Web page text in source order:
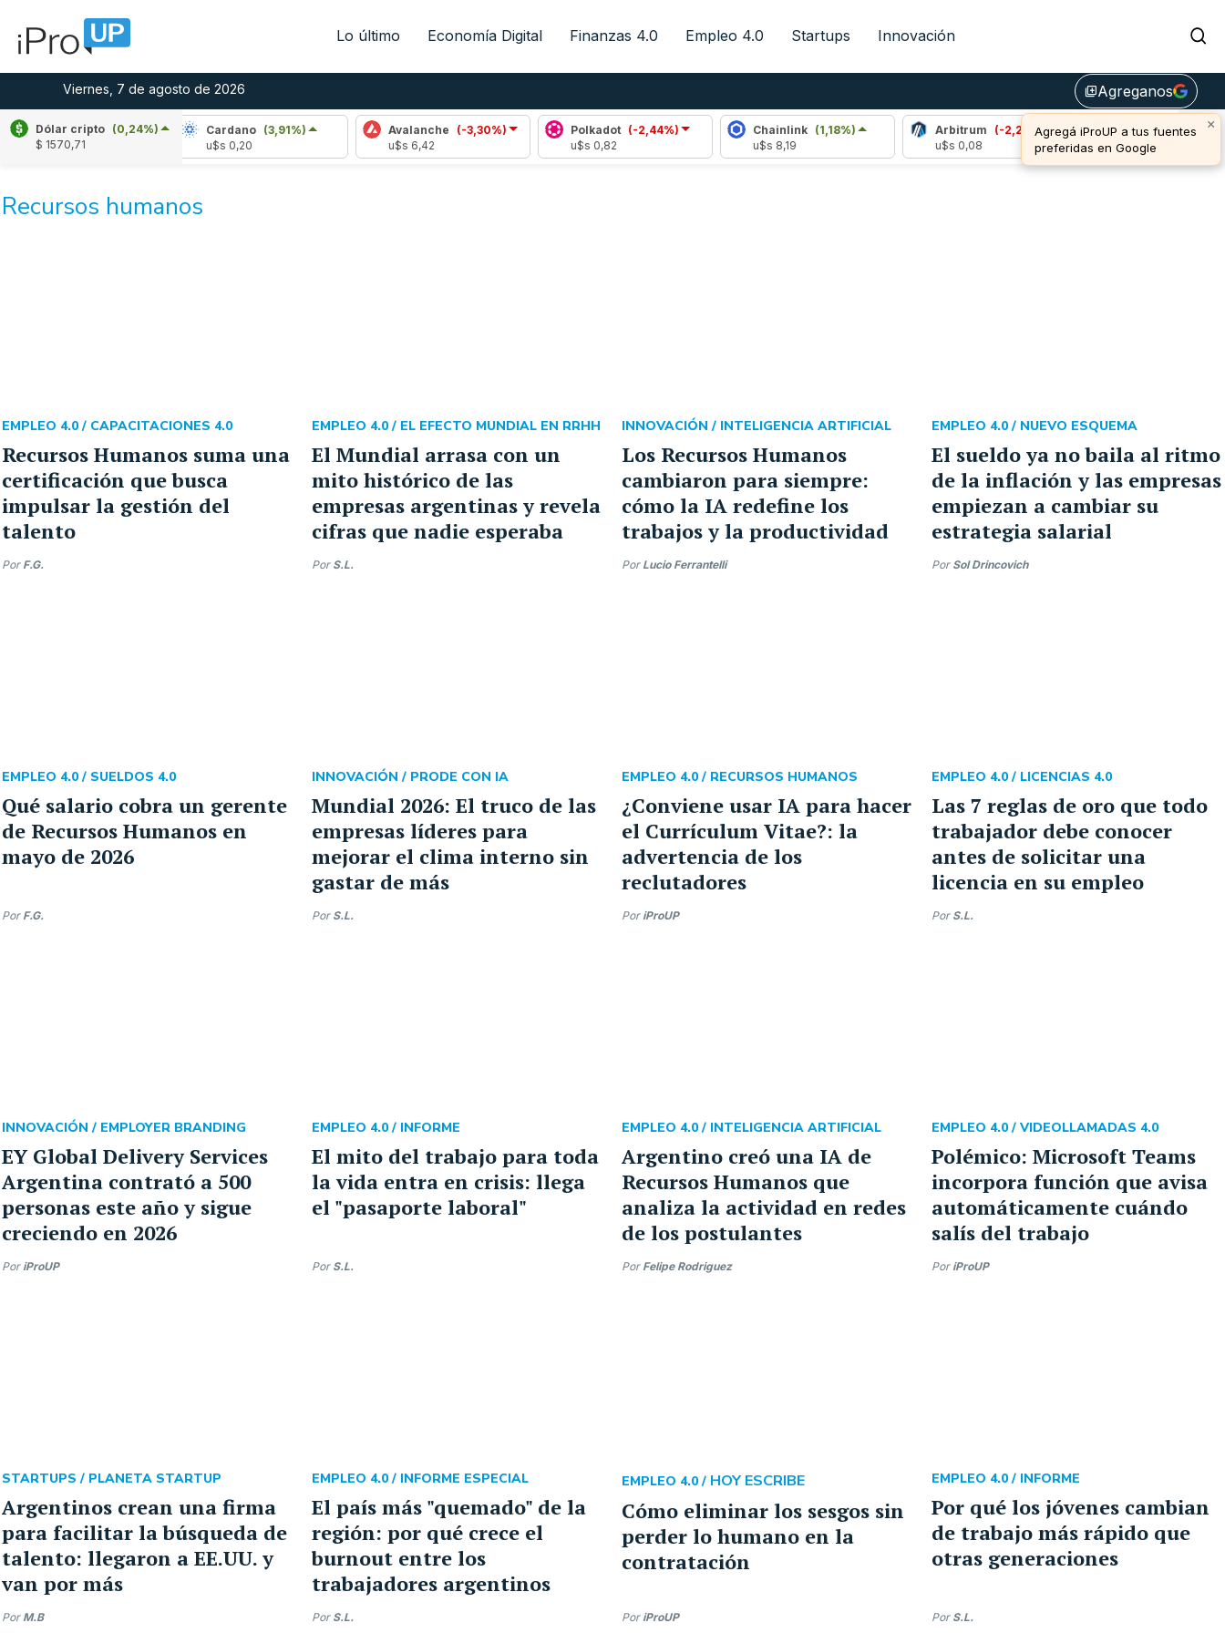
Lo último Economía Digital Finanzas 4.0 Empleo 4.0 Startups Innovación
Viernes, 7 de agosto de 2026 library_addAgreganos
×
Agregá iProUP a tus fuentes
preferidas en Google
Dólar cripto (0,24%)
$ 1570,71
Ripple (-1,82%)
u$s 1,03
Cardano
(3,91%)
u$s 0,20
Avalanche
(-3,30%)
u$s 6,42
Polkadot (-2,44%)
u$s 0,82
Chainlink (1,18%)
u$s 8,19
Arbitrum (-2,25%)
u$s 0,08
Bitcoin
(-0,30%)
u$s 64.269,00
Recursos humanos
Recursos Humanos suma una
certificación que busca
impulsar la gestión del
talento
EMPLEO 4.0 / CAPACITACIONES 4.0
Por F.G.
El Mundial arrasa con un
mito histórico de las
empresas argentinas y revela
cifras que nadie esperaba
EMPLEO 4.0 / EL EFECTO MUNDIAL EN RRHH
Por S.L.
Los Recursos Humanos
cambiaron para siempre:
cómo la IA redefine los
trabajos y la productividad
INNOVACIÓN / INTELIGENCIA ARTIFICIAL
Por Lucio Ferrantelli
El sueldo ya no baila al ritmo
de la inflación y las empresas
empiezan a cambiar su
estrategia salarial
EMPLEO 4.0 / NUEVO ESQUEMA
Por Sol Drincovich
Qué salario cobra un gerente
de Recursos Humanos en
mayo de 2026
EMPLEO 4.0 / SUELDOS 4.0
Por F.G.
Mundial 2026: El truco de las
empresas líderes para
mejorar el clima interno sin
gastar de más
INNOVACIÓN / PRODE CON IA
Por S.L.
¿Conviene usar IA para hacer
el Currículum Vitae?: la
advertencia de los
reclutadores
EMPLEO 4.0 / RECURSOS HUMANOS
Por iProUP
Las 7 reglas de oro que todo
trabajador debe conocer
antes de solicitar una
licencia en su empleo
EMPLEO 4.0 / LICENCIAS 4.0
Por S.L.
EY Global Delivery Services
Argentina contrató a 500
personas este año y sigue
creciendo en 2026
INNOVACIÓN / EMPLOYER BRANDING
Por iProUP
El mito del trabajo para toda
la vida entra en crisis: llega
el "pasaporte laboral"
EMPLEO 4.0 / INFORME
Por S.L.
Argentino creó una IA de
Recursos Humanos que
analiza la actividad en redes
de los postulantes
EMPLEO 4.0 / INTELIGENCIA ARTIFICIAL
Por Felipe Rodriguez
Polémico: Microsoft Teams
incorpora función que avisa
automáticamente cuándo
salís del trabajo
EMPLEO 4.0 / VIDEOLLAMADAS 4.0
Por iProUP
Argentinos crean una firma
para facilitar la búsqueda de
talento: llegaron a EE.UU. y
van por más
STARTUPS / PLANETA STARTUP
Por M.B
El país más "quemado" de la
región: por qué crece el
burnout entre los
trabajadores argentinos
EMPLEO 4.0 / INFORME ESPECIAL
Por S.L.
Cómo eliminar los sesgos sin
perder lo humano en la
contratación
EMPLEO 4.0 / HOY ESCRIBE
Por iProUP
Por qué los jóvenes cambian
de trabajo más rápido que
otras generaciones
EMPLEO 4.0 / INFORME
Por S.L.